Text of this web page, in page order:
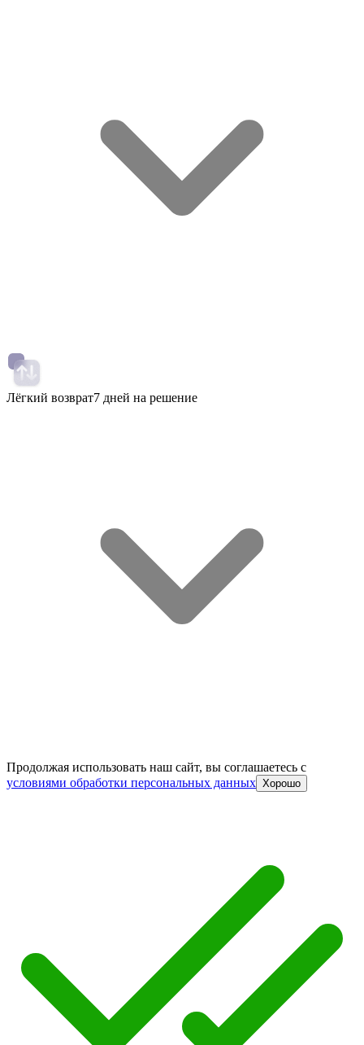
Лёгкий возврат7 дней на решение
Продолжая использовать наш сайт, вы соглашаетесь c
условиями обработки персональных данных Хорошо